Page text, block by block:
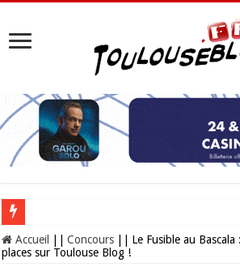
Les Nocturnes de la Cité de l’espace 2026 :
Accueil Concours
Le Fusible au
places sur Toulouse Blog !